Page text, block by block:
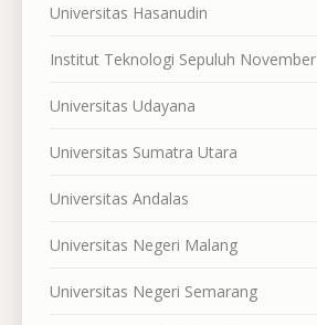
Universitas Hasanudin
Institut Teknologi Sepuluh November
Universitas Udayana
Universitas Sumatra Utara
Universitas Andalas
Universitas Negeri Malang
Universitas Negeri Semarang